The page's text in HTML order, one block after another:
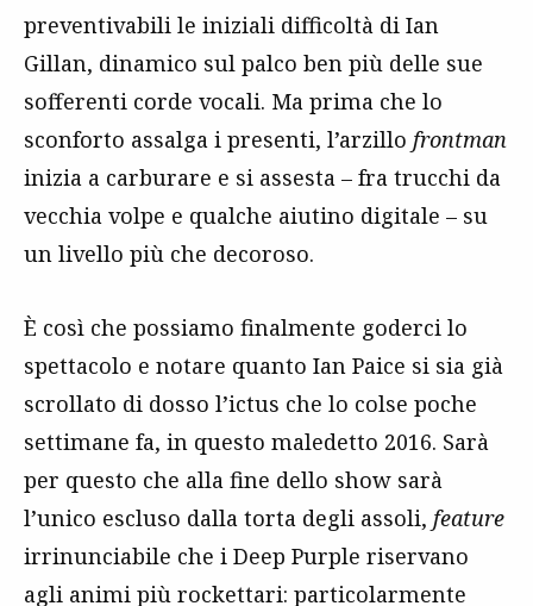
preventivabili le iniziali difficoltà di Ian
Gillan, dinamico sul palco ben più delle sue
sofferenti corde vocali. Ma prima che lo
sconforto assalga i presenti, l’arzillo frontman
inizia a carburare e si assesta – fra trucchi da
vecchia volpe e qualche aiutino digitale – su
un livello più che decoroso.
È così che possiamo finalmente goderci lo
spettacolo e notare quanto Ian Paice si sia già
scrollato di dosso l’ictus che lo colse poche
settimane fa, in questo maledetto 2016. Sarà
per questo che alla fine dello show sarà
l’unico escluso dalla torta degli assoli, feature
irrinunciabile che i Deep Purple riservano
agli animi più rockettari: particolarmente